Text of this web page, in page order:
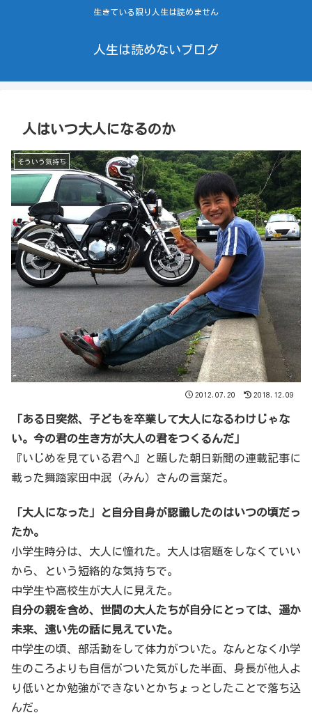
生きている限り人生は読めません
人生は読めないブログ
人はいつ大人になるのか
そういう気持ち
2012.07.20 2018.12.09
「ある日突然、子どもを卒業して大人になるわけじゃな
い。今の君の生き方が大人の君をつくるんだ」
『いじめを見ている君へ』と題した朝日新聞の連載記事に
載った舞踏家田中泯（みん）さんの言葉だ。
「大人になった」と自分自身が認識したのはいつの頃だっ
たか。
小学生時分は、大人に憧れた。大人は宿題をしなくていい
から、という短絡的な気持ちで。
中学生や高校生が大人に見えた。
自分の親を含め、世間の大人たちが自分にとっては、遥か
未来、遠い先の話に見えていた。
中学生の頃、部活動をして体力がついた。なんとなく小学
生のころよりも自信がついた気がした半面、身長が他人よ
り低いとか勉強ができないとかちょっとしたことで落ち込
んだ。